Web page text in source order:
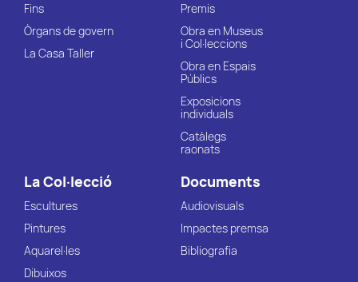
Fins
Òrgans de govern
La Casa Taller
Premis
Obra en Museus
i Col·leccions
Obra en Espais
Públics
Exposicions
individuals
Catàlegs
raonats
La Col·lecció
Escultures
Pintures
Aquarel·les
Dibuixos
Documents
Audiovisuals
Impactes premsa
Bibliografia